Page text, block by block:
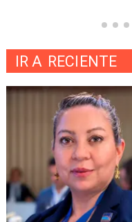
IR A RECIENTE